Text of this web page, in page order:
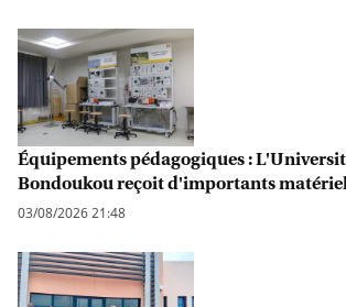
Équipements pédagogiques :
Bondoukou reçoit d'importants
03/08/2026 21:48